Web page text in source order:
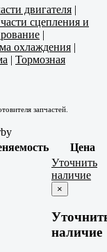
двигателя |
сцепления и
|
охлаждения |
| Тормозная
запчастей.
Цена
Уточнить
наличие
×
наличие